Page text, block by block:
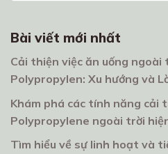
Bài viết mới nhất
Cải thiện việc ăn uống ngoài
Polypropylen: Xu hướng và
Khám phá các tính năng cải
Polypropylene ngoài trời
Tìm hiểu về sự linh hoạt và